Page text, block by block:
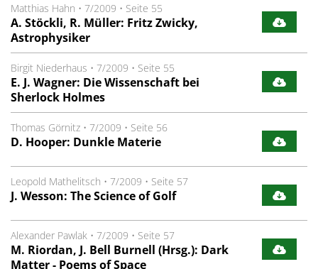
Matthias Hahn • 7/2009 • Seite 55
A. Stöckli, R. Müller: Fritz Zwicky,
Astrophysiker
Birgit Niederhaus • 7/2009 • Seite 55
E. J. Wagner: Die Wissenschaft bei
Sherlock Holmes
Thomas Görnitz • 7/2009 • Seite 56
D. Hooper: Dunkle Materie
Leopold Mathelitsch • 7/2009 • Seite 57
J. Wesson: The Science of Golf
Alexander Pawlak • 7/2009 • Seite 57
M. Riordan, J. Bell Burnell (Hrsg.): Dark
Matter - Poems of Space